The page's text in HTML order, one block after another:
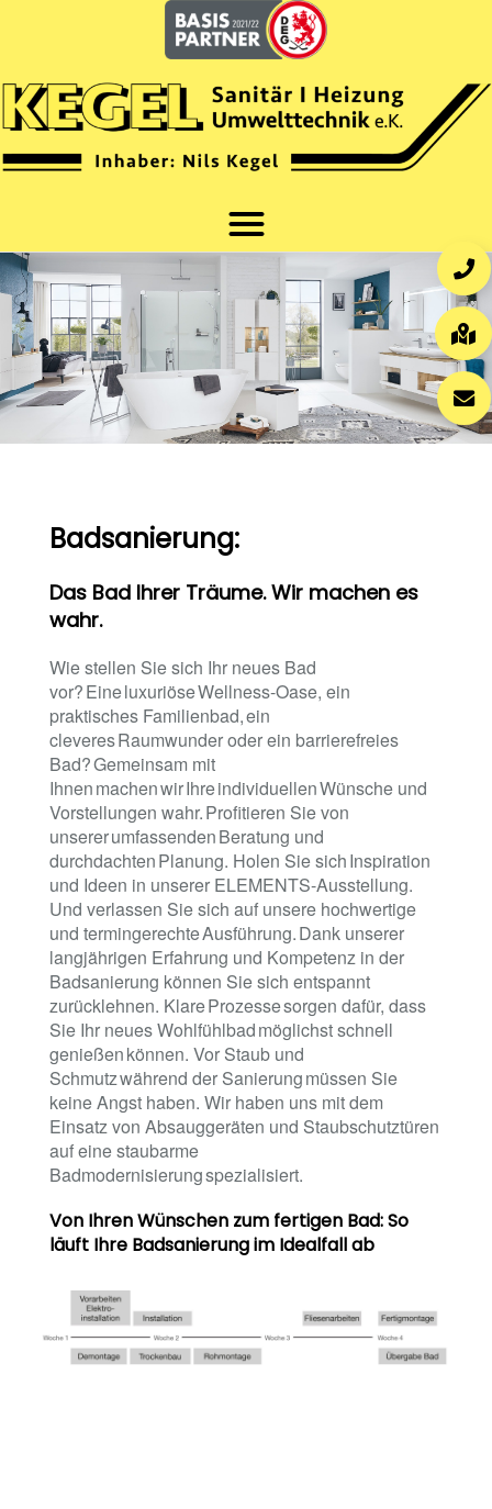
Badsanierung:
Das Bad Ihrer Träume. Wir machen es
wahr.
Wie stellen Sie sich Ihr neues Bad
vor? Eine luxuriöse Wellness-Oase, ein
praktisches Familienbad, ein
cleveres Raumwunder oder ein barrierefreies
Bad? Gemeinsam mit
Ihnen machen wir Ihre individuellen Wünsche und
Vorstellungen wahr. Profitieren Sie von
unserer umfassenden Beratung und
durchdachten Planung. Holen Sie sich Inspiration
und Ideen in unserer ELEMENTS-Ausstellung.
Und verlassen Sie sich auf unsere hochwertige
und termingerechte Ausführung. Dank unserer
langjährigen Erfahrung und Kompetenz in der
Badsanierung können Sie sich entspannt
zurücklehnen. Klare Prozesse sorgen dafür, dass
Sie Ihr neues Wohlfühlbad möglichst schnell
genießen können. Vor Staub und
Schmutz während der Sanierung müssen Sie
keine Angst haben. Wir haben uns mit dem
Einsatz von Absauggeräten und Staubschutztüren
auf eine staubarme
Badmodernisierung spezialisiert.
Von Ihren Wünschen zum fertigen Bad: So
läuft Ihre Badsanierung im Idealfall ab